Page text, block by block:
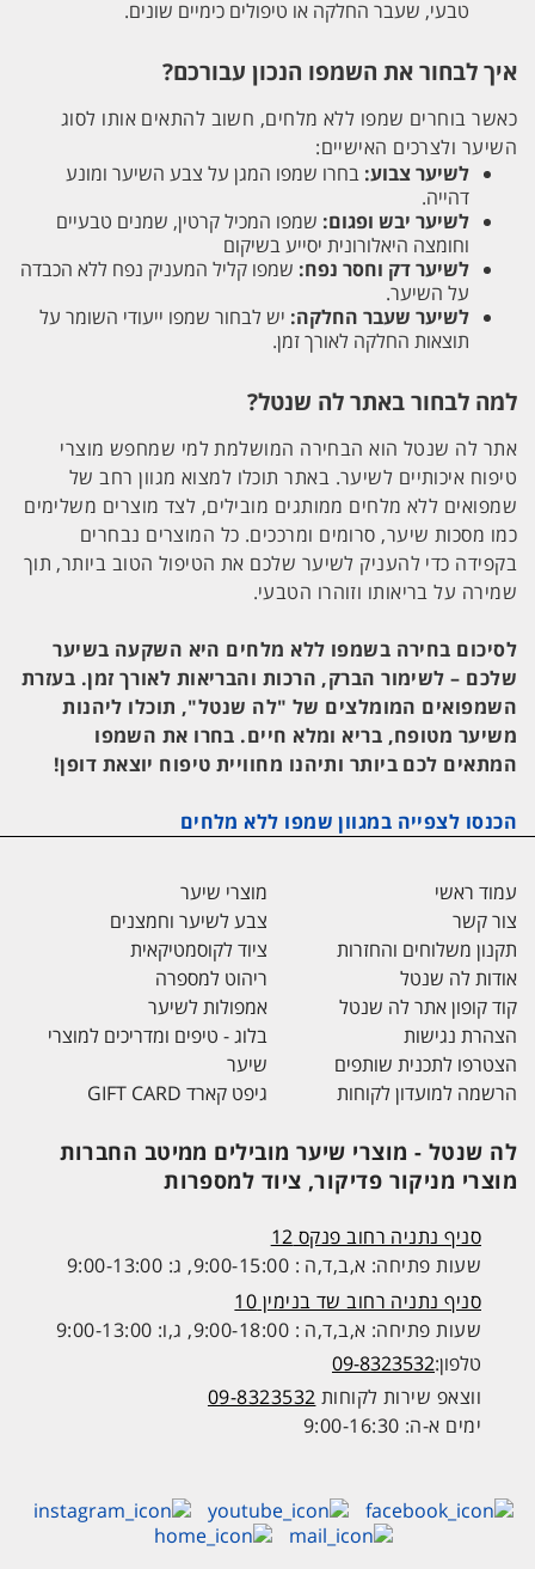
טבעי, שעבר החלקה או טיפולים כימיים שונים.
איך לבחור את השמפו הנכון עבורכם?
כאשר בוחרים שמפו ללא מלחים, חשוב להתאים אותו לסוג
השיער ולצרכים האישיים:
לשיער צבוע: בחרו שמפו המגן על צבע השיער ומונע
דהייה.
לשיער יבש ופגום: שמפו המכיל קרטין, שמנים טבעיים
וחומצה היאלורונית יסייע בשיקום
לשיער דק וחסר נפח: שמפו קליל המעניק נפח ללא הכבדה
על השיער.
לשיער שעבר החלקה: יש לבחור שמפו ייעודי השומר על
תוצאות החלקה לאורך זמן.
למה לבחור באתר לה שנטל?
אתר לה שנטל הוא הבחירה המושלמת למי שמחפש מוצרי
טיפוח איכותיים לשיער. באתר תוכלו למצוא מגוון רחב של
שמפואים ללא מלחים ממותגים מובילים, לצד מוצרים משלימים
כמו מסכות שיער, סרומים ומרככים. כל המוצרים נבחרים
בקפידה כדי להעניק לשיער שלכם את הטיפול הטוב ביותר, תוך
שמירה על בריאותו וזוהרו הטבעי.
לסיכום בחירה בשמפו ללא מלחים היא השקעה בשיער
שלכם – לשימור הברק, הרכות והבריאות לאורך זמן. בעזרת
השמפואים המומלצים של "לה שנטל", תוכלו ליהנות
משיער מטופח, בריא ומלא חיים. בחרו את השמפו
המתאים לכם ביותר ותיהנו מחוויית טיפוח יוצאת דופן!
הכנסו לצפייה במגוון שמפו ללא מלחים
עמוד ראשי
צור קשר
תקנון משלוחים והחזרות
אודות לה שנטל
קוד קופון אתר לה שנטל
הצהרת נגישות
הצטרפו לתכנית שותפים
הרשמה למועדון לקוחות
מוצרי שיער
צבע לשיער וחמצנים
ציוד לקוסמטיקאית
ריהוט למספרה
אמפולות לשיער
בלוג - טיפים ומדריכים למוצרי
שיער
גיפט קארד GIFT CARD
לה שנטל - מוצרי שיער מובילים ממיטב החברות
מוצרי מניקור פדיקור, ציוד למספרות
סניף נתניה רחוב פנקס 12
שעות פתיחה: א,ב,ד,ה : 9:00-15:00, ג: 9:00-13:00
סניף נתניה רחוב שד בנימין 10
שעות פתיחה: א,ב,ד,ה : 9:00-18:00, ג,ו: 9:00-13:00
טלפון:09-8323532
ווצאפ שירות לקוחות 09-8323532
ימים א-ה: 9:00-16:30